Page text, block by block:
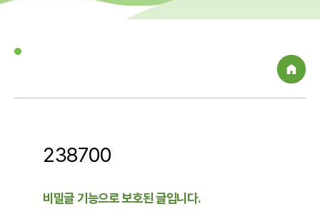
238700
비밀글 기능으로 보호된 글입니다.